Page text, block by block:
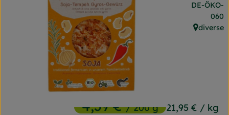
Frischetheke
Naturkost
Getränke
Gartensaison
4,39 €/ 200 g 21,95 € / kg
,
DE-ÖKO-
060
,
diverse